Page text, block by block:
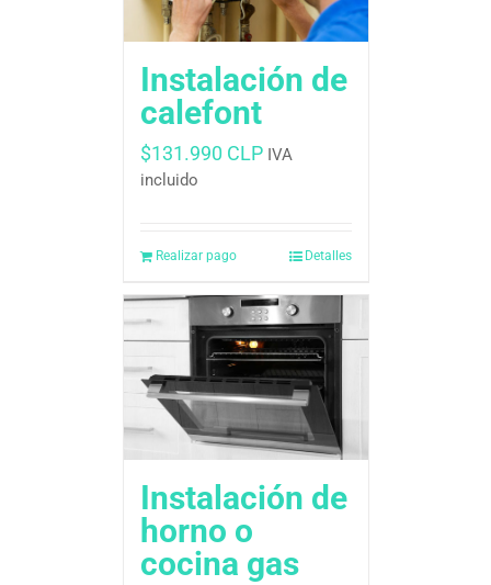
Instalación de
calefont
$131.990 CLP IVA
incluido
Realizar pago Detalles
Instalación de
horno o
cocina gas